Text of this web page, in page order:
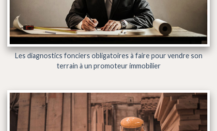
Les diagnostics fonciers obligatoires à faire pour vendre son
terrain à un promoteur immobilier